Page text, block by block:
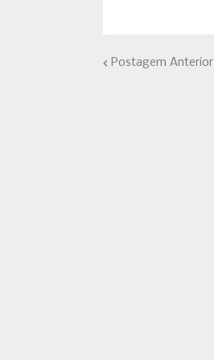
Postagem Anterior